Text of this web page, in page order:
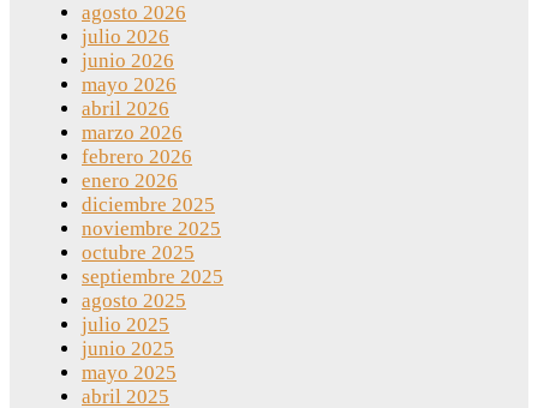
agosto 2026
julio 2026
junio 2026
mayo 2026
abril 2026
marzo 2026
febrero 2026
enero 2026
diciembre 2025
noviembre 2025
octubre 2025
septiembre 2025
agosto 2025
julio 2025
junio 2025
mayo 2025
abril 2025